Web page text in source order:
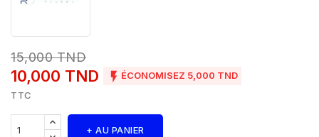
15,000 TND
10,000 TND  ÉCONOMISEZ 5,000 TND
TTC
+ AU PANIER